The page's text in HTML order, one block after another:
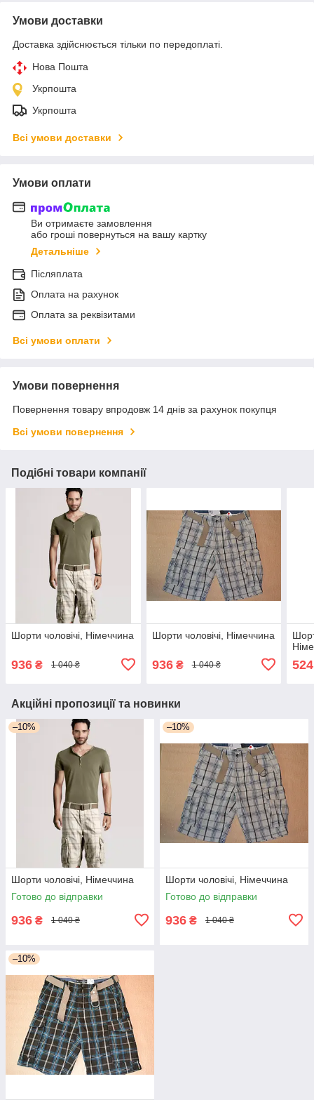
Умови доставки
Доставка здійснюється тільки по передоплаті.
Нова Пошта
Укрпошта
Укрпошта
Всі умови доставки
Умови оплати
Ви отримаєте замовлення
або гроші повернуться на вашу картку
Детальніше
Післяплата
Оплата на рахунок
Оплата за реквізитами
Всі умови оплати
Умови повернення
Повернення товару впродовж 14 днів за рахунок покупця
Всі умови повернення
Подібні товари компанії
Шорти чоловічі, Німеччина
936 ₴ 1 040 ₴
Шорти чоловічі, Німеччина
936₴ 1 040 ₴ 524
Акційні пропозиції та новинки
–10%
Шорти чоловічі, Німеччина
Готово до відправки
936 ₴ 1 040 ₴
–10%
Шорти чоловічі, Німеччина
Готово до відправки
936 ₴ 1 040 ₴
–10%